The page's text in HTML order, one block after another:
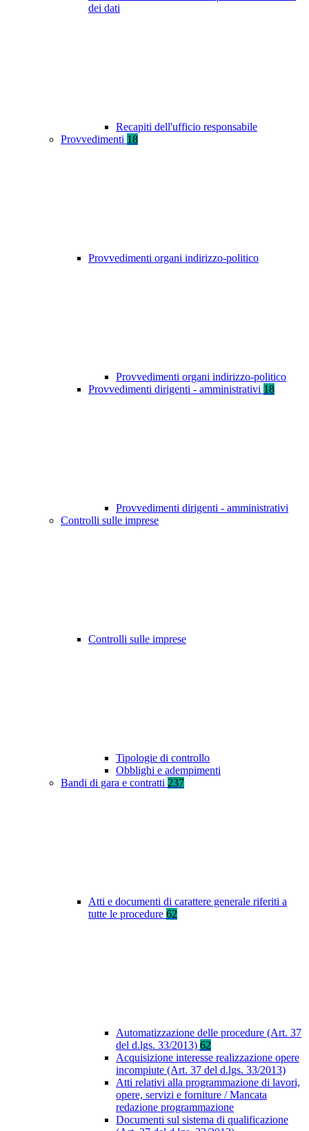
dei dati
Recapiti dell'ufficio responsabile
Provvedimenti 18
Provvedimenti organi indirizzo-politico
Provvedimenti organi indirizzo-politico
Provvedimenti dirigenti - amministrativi 18
Provvedimenti dirigenti - amministrativi
Controlli sulle imprese
Controlli sulle imprese
Tipologie di controllo
Obblighi e adempimenti
Bandi di gara e contratti 237
Atti e documenti di carattere generale riferiti a
tutte le procedure 62
Automatizzazione delle procedure (Art. 37
del d.lgs. 33/2013) 62
Acquisizione interesse realizzazione opere
incompiute (Art. 37 del d.lgs. 33/2013)
Atti relativi alla programmazione di lavori,
opere, servizi e forniture / Mancata
redazione programmazione
Documenti sul sistema di qualificazione